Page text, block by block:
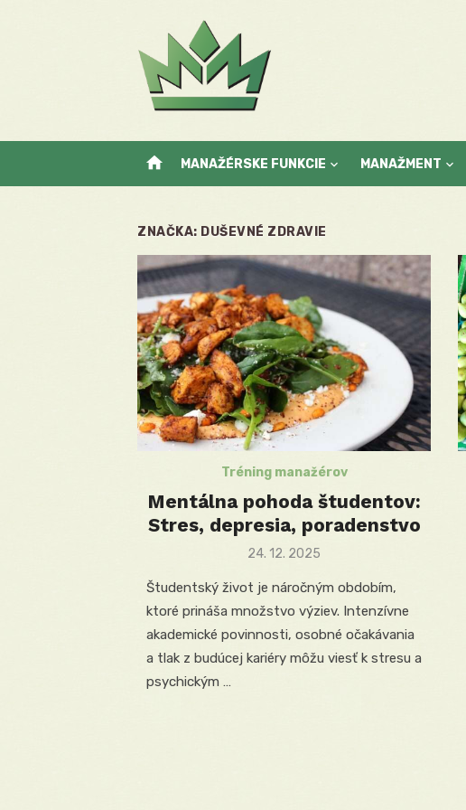
home MANAŽÉRSKE FUNKCIE MANAŽMENT
ZNAČKA: DUŠEVNÉ ZDRAVIE
Tréning manažérov
Mentálna pohoda študentov:
Stres, depresia, poradenstvo
Posted
24. 12. 2025
Študentský život je náročným obdobím,
ktoré prináša množstvo výziev. Intenzívne
akademické povinnosti, osobné očakávania
a tlak z budúcej kariéry môžu viesť k stresu a
psychickým …